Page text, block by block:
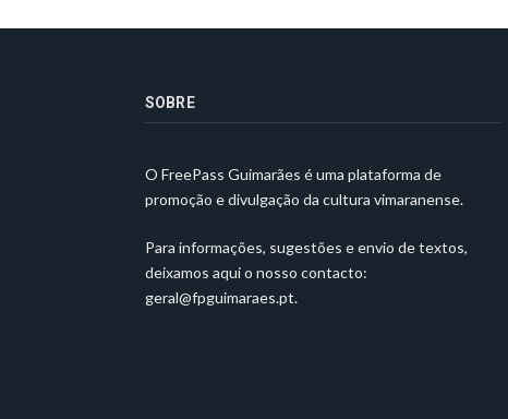
SOBRE
O FreePass Guimarães é uma plataforma de
promoção e divulgação da cultura vimaranense.
Para informações, sugestões e envio de textos,
deixamos aqui o nosso contacto:
geral@fpguimaraes.pt.